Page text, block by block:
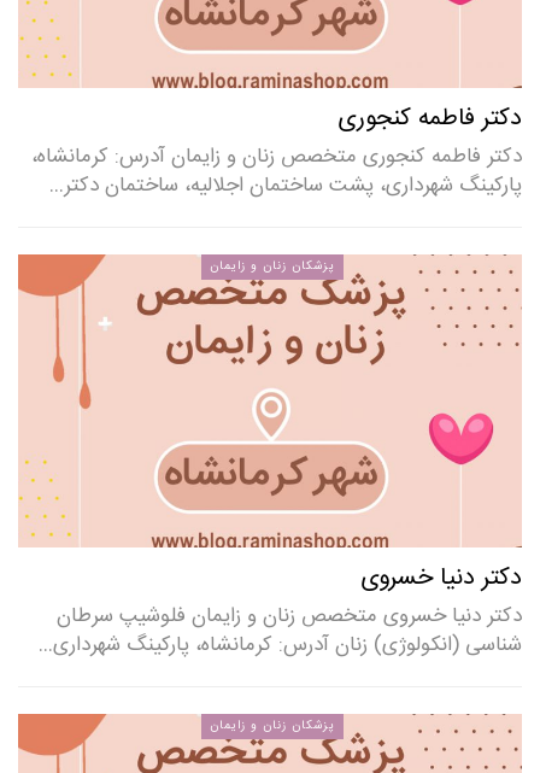
دکتر فاطمه کنجوری
دکتر فاطمه کنجوری متخصص زنان و زایمان آدرس: کرمانشاه،
پارکینگ شهرداری، پشت ساختمان اجلالیه، ساختمان دکتر…
پزشکان زنان و زایمان
دکتر دنیا خسروی
دکتر دنیا خسروی متخصص زنان و زایمان فلوشیپ سرطان
شناسی (انکولوژی) زنان آدرس: کرمانشاه، پارکینگ شهرداری…
پزشکان زنان و زایمان